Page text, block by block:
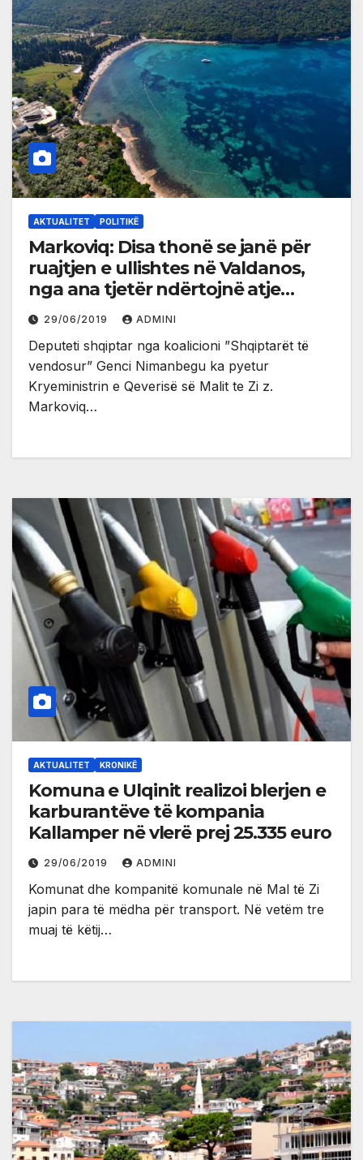
AKTUALITET POLITIKË
Markoviq: Disa thonë se janë për
ruajtjen e ullishtes në Valdanos,
nga ana tjetër ndërtojnë atje
objekte në mënyrë të paligjshme
29/06/2019 ADMINI
Deputeti shqiptar nga koalicioni ”Shqiptarët të
vendosur” Genci Nimanbegu ka pyetur
Kryeministrin e Qeverisë së Malit te Zi z.
Markoviq…
AKTUALITET KRONIKË
Komuna e Ulqinit realizoi blerjen e
karburantëve të kompania
Kallamper në vlerë prej 25.335 euro
29/06/2019 ADMINI
Komunat dhe kompanitë komunale në Mal të Zi
japin para të mëdha për transport. Në vetëm tre
muaj të këtij…